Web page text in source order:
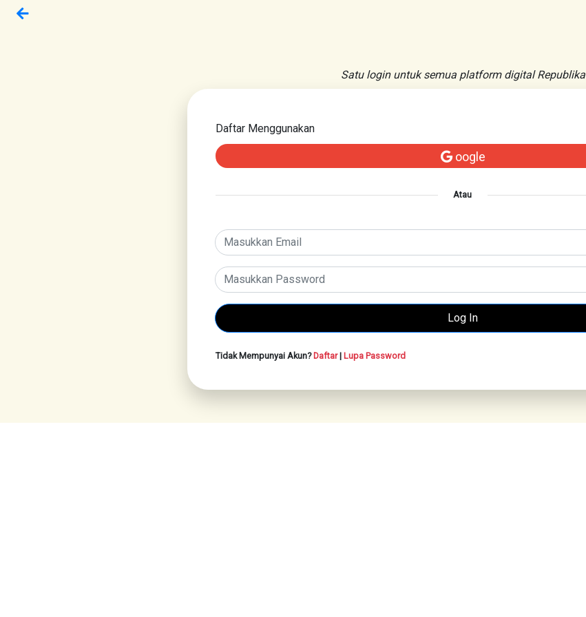
Satu login untuk semua platform digital Republika
Daftar Menggunakan
oogle
Atau
Tidak Mempunyai Akun?Daftar| Lupa Password